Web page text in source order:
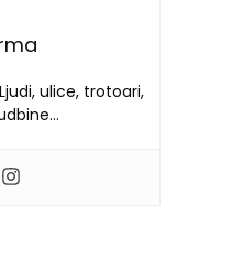
ulice, trotoari,